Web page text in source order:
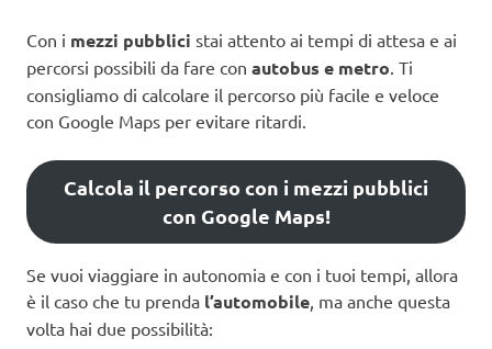
Con i mezzi pubblici stai attento ai tempi di attesa e ai
percorsi possibili da fare con autobus e metro. Ti
consigliamo di calcolare il percorso più facile e veloce
con Google Maps per evitare ritardi.
Calcola il percorso con i mezzi pubblici
con Google Maps!
Se vuoi viaggiare in autonomia e con i tuoi tempi, allora
è il caso che tu prenda l’automobile , ma anche questa
volta hai due possibilità: